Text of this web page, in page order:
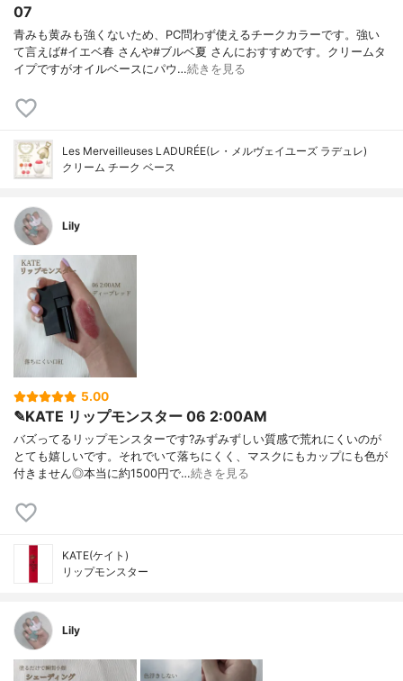
07
青みも黄みも強くないため、PC問わず使えるチークカラーです。強い
て言えば#イエベ春 さんや#ブルベ夏 さんにおすすめです。クリームタ
イプですがオイルベースにパウ…続きを見る
Les Merveilleuses LADURÉE(レ・メルヴェイユーズ ラデュレ)
クリーム チーク ベース
Lily
5.00
✎KATE リップモンスター 06 2:00AM
バズってるリップモンスターです?みずみずしい質感で荒れにくいのが
とても嬉しいです。それでいて落ちにくく、マスクにもカップにも色が
付きません◎本当に約1500円で…続きを見る
KATE(ケイト)
リップモンスター
Lily